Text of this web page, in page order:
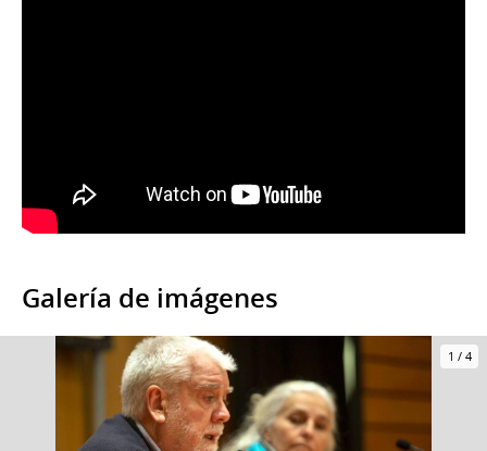
Galería de imágenes
1 / 4